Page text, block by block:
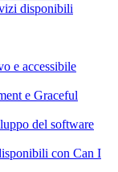
disponibili
e accessibile
e Graceful
del software
con Can I